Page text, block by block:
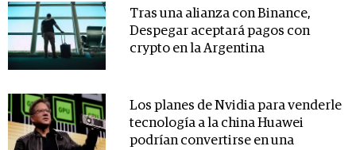
Tras una alianza con Binance,
Despegar aceptará pagos con
crypto en la Argentina
Los planes de Nvidia para venderle
tecnología a la china Huawei
podrían convertirse en una